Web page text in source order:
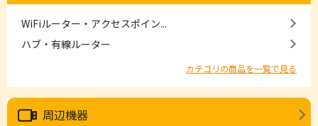
WiFiルーター・アクセスポイン...
ハブ・有線ルーター
カテゴリの商品を一覧で見る
周辺機器